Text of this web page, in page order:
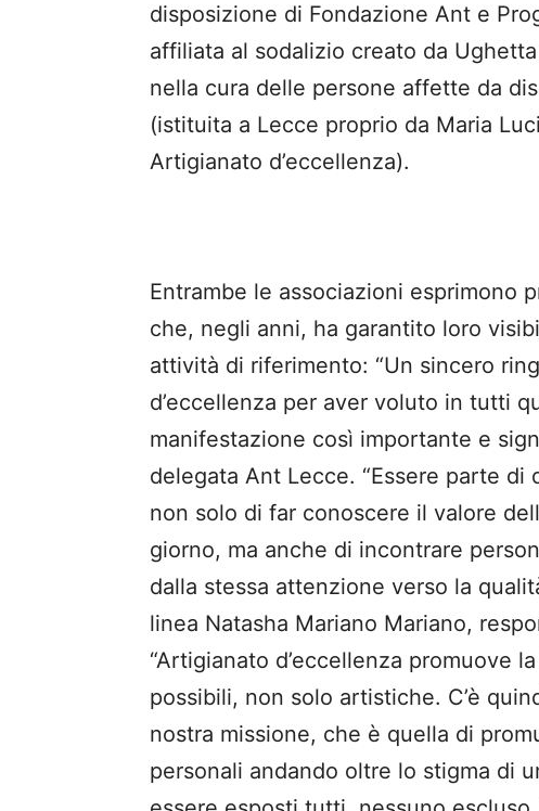
disposizione di Fondazione Ant e
affiliata al sodalizio creato da
nella cura delle persone affette da
(istituita a Lecce proprio da Maria
Artigianato d’eccellenza).
Entrambe le associazioni esprimono
che, negli anni, ha garantito loro
attività di riferimento: “Un sincero
d’eccellenza per aver voluto in tutti
manifestazione così importante e
delegata Ant Lecce. “Essere parte di
non solo di far conoscere il valore
giorno, ma anche di incontrare
dalla stessa attenzione verso la
linea Natasha Mariano Mariano,
“Artigianato d’eccellenza promuove
possibili, non solo artistiche. C’è
nostra missione, che è quella di
personali andando oltre lo stigma di